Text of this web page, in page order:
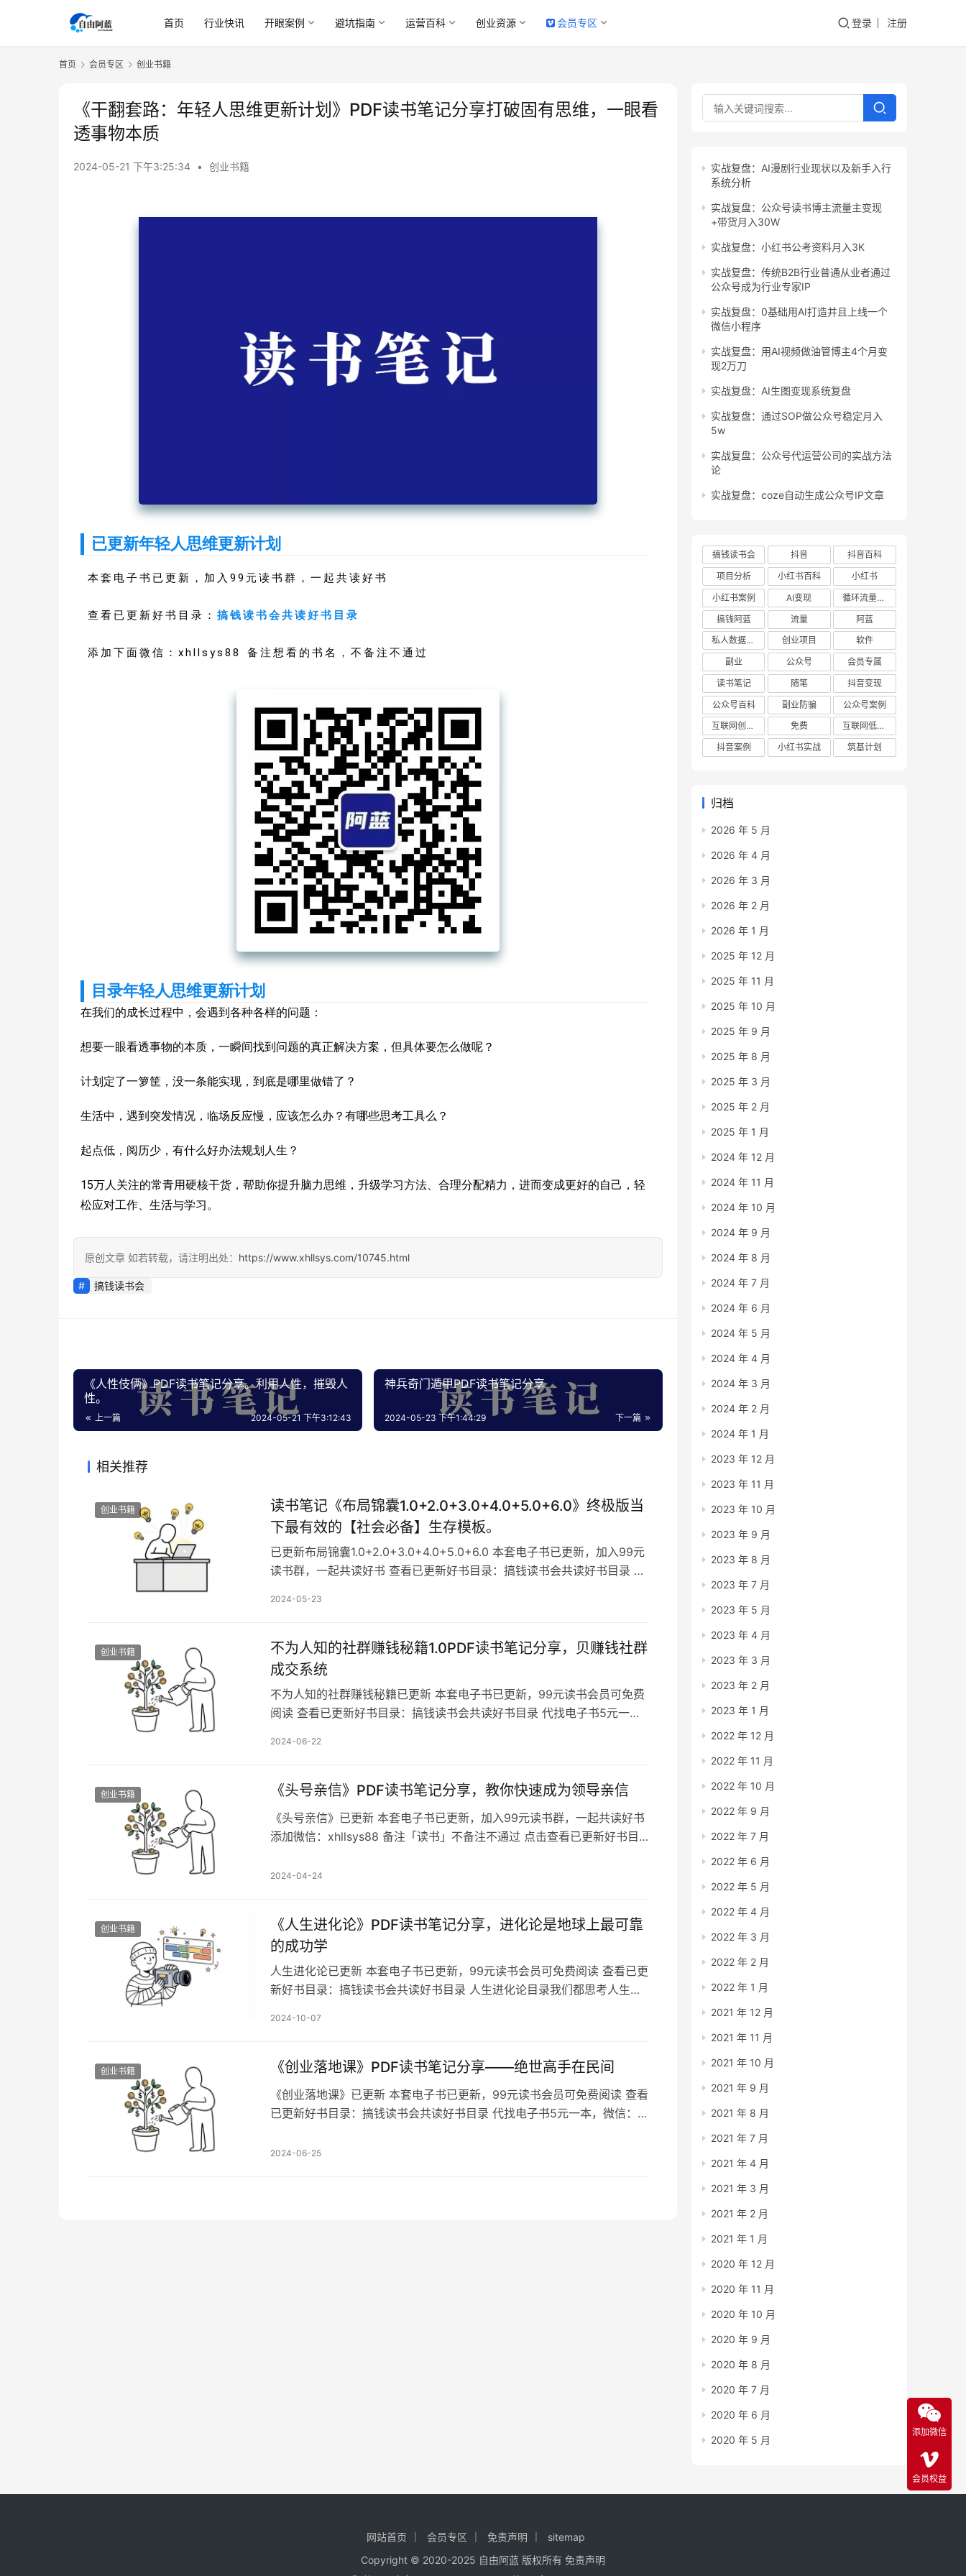
首页 行业快讯 开眼案例 避坑指南 运营百科 创业资源 会员专区 登录 注册
首页 会员专区 创业书籍
《干翻套路：年轻人思维更新计划》PDF读书笔记分享打破固有思维，一眼看
透事物本质
2024-05-21 下午3:25:34 • 创业书籍
已更新年轻人思维更新计划
本套电子书已更新，加入99元读书群，一起共读好书
查看已更新好书目录： 搞钱读书会共读好书目录
添加下面微信：xhllsys88 备注想看的书名，不备注不通过
目录年轻人思维更新计划
在我们的成长过程中，会遇到各种各样的问题：
想要一眼看透事物的本质，一瞬间找到问题的真正解决方案，但具体要怎么做呢？
计划定了一箩筐，没一条能实现，到底是哪里做错了？
生活中，遇到突发情况，临场反应慢，应该怎么办？有哪些思考工具么？
起点低，阅历少，有什么好办法规划人生？
15万人关注的常青用硬核干货，帮助你提升脑力思维，升级学习方法、合理分配精力，进而变成更好的自己，轻
松应对工作、生活与学习。
原创文章 如若转载，请注明出处： https://www.xhllsys.com/10745.html
搞钱读书会
《人性伎俩》PDF读书笔记分享。利用人性，摧毁人
性。
上一篇 2024-05-21 下午3:12:43
神兵奇门遁甲PDF读书笔记分享
下一篇
2024-05-23 下午1:44:29
相关推荐
创业书籍
读书笔记《布局锦囊1.0+2.0+3.0+4.0+5.0+6.0》终极版当
下最有效的【社会必备】生存模板。
已更新布局锦囊1.0+2.0+3.0+4.0+5.0+6.0 本套电子书已更新，加入99元
读书群，一起共读好书 查看已更新好书目录：搞钱读书会共读好书目录 添
2024-05-23
创业书籍
不为人知的社群赚钱秘籍1.0PDF读书笔记分享，贝赚钱社群
成交系统
不为人知的社群赚钱秘籍已更新 本套电子书已更新，99元读书会员可免费
阅读 查看已更新好书目录：搞钱读书会共读好书目录 代找电子书5元一
方…
2024-06-22
创业书籍 《头号亲信》PDF读书笔记分享，教你快速成为领导亲信
《头号亲信》已更新 本套电子书已更新，加入99元读书群，一起共读好书
添加微信：xhllsys88 备注「读书」不备注不通过 点击查看已更新好书目
臣。他们是最接近权力核心的。 有这样一句话十分深刻：“是因为领导信任
2024-04-24
创业书籍
《人生进化论》PDF读书笔记分享，进化论是地球上最可靠
的成功学
人生进化论已更新 本套电子书已更新，99元读书会员可免费阅读 查看已更
新好书目录：搞钱读书会共读好书目录 人生进化论目录我们都思考人生的
化，在有限的生命中不断进化，学习未知…
2024-10-07
创业书籍 《创业落地课》PDF读书笔记分享——绝世高手在民间
《创业落地课》已更新 本套电子书已更新，99元读书会员可免费阅读 查看
已更新好书目录：搞钱读书会共读好书目录 代找电子书5元一本，微信：
越发现，知识不仅仅存在于教科书上、学校里、网络上，更存在于那些正
2024-06-25
实战复盘：AI漫剧行业现状以及新手入行
系统分析
实战复盘：公众号读书博主流量主变现
+带货月入30W
实战复盘：小红书公考资料月入3K
实战复盘：传统B2B行业普通从业者通过
公众号成为行业专家IP
实战复盘：0基础用AI打造并且上线一个
微信小程序
实战复盘：用AI视频做油管博主4个月变
现2万刀
实战复盘：AI生图变现系统复盘
实战复盘：通过SOP做公众号稳定月入
5w
实战复盘：公众号代运营公司的实战方法
论
实战复盘：coze自动生成公众号IP文章
搞钱读书会 抖音
抖音百科
项目分析
小红书百科
小红书
小红书案例
AI变现
循环流量实验室
搞钱阿蓝
流量
阿蓝
私人数据库项目
创业项目
软件
副业
公众号
会员专属
读书笔记
随笔
抖音变现
公众号百科
副业防骗
公众号案例
互联网创业项目
免费
互联网低成本创业项目
抖音案例
小红书实战 筑基计划
归档
2026 年 5 月
2026 年 4 月
2026 年 3 月
2026 年 2 月
2026 年 1 月
2025 年 12 月
2025 年 11 月
2025 年 10 月
2025 年 9 月
2025 年 8 月
2025 年 3 月
2025 年 2 月
2025 年 1 月
2024 年 12 月
2024 年 11 月
2024 年 10 月
2024 年 9 月
2024 年 8 月
2024 年 7 月
2024 年 6 月
2024 年 5 月
2024 年 4 月
2024 年 3 月
2024 年 2 月
2024 年 1 月
2023 年 12 月
2023 年 11 月
2023 年 10 月
2023 年 9 月
2023 年 8 月
2023 年 7 月
2023 年 5 月
2023 年 4 月
2023 年 3 月
2023 年 2 月
2023 年 1 月
2022 年 12 月
2022 年 11 月
2022 年 10 月
2022 年 9 月
2022 年 7 月
2022 年 6 月
2022 年 5 月
2022 年 4 月
2022 年 3 月
2022 年 2 月
2022 年 1 月
2021 年 12 月
2021 年 11 月
2021 年 10 月
2021 年 9 月
2021 年 8 月
2021 年 7 月
2021 年 4 月
2021 年 3 月
2021 年 2 月
2021 年 1 月
2020 年 12 月
2020 年 11 月
2020 年 10 月
2020 年 9 月
2020 年 8 月
2020 年 7 月
2020 年 6 月
2020 年 5 月
网站首页 会员专区 免责声明
sitemap
Copyright © 2020-2025 自由阿蓝 版权所有 免责声明
添加微信
会员权益